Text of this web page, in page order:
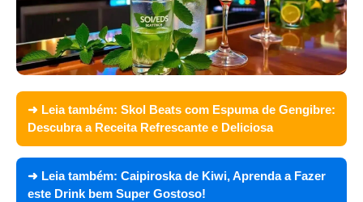
➜ Leia também: Skol Beats com Espuma de Gengibre:
Descubra a Receita Refrescante e Deliciosa
➜ Leia também: Caipiroska de Kiwi, Aprenda a Fazer
este Drink bem Super Gostoso!